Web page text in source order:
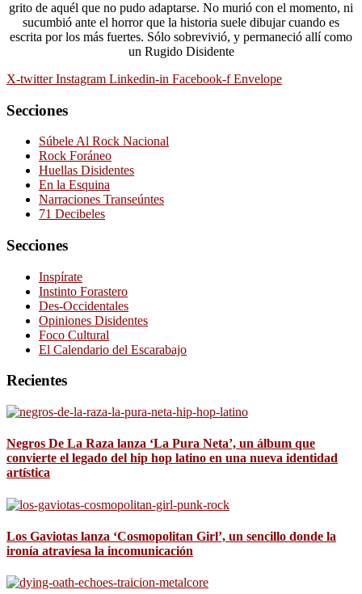
grito de aquél que no pudo adaptarse. No murió con el momento, ni
sucumbió ante el horror que la historia suele dibujar cuando es
escrita por los más fuertes. Sólo sobrevivió, y permaneció allí como
un Rugido Disidente
X-twitter Instagram Linkedin-in Facebook-f Envelope
Secciones
Súbele Al Rock Nacional
Rock Foráneo
Huellas Disidentes
En la Esquina
Narraciones Transeúntes
71 Decibeles
Secciones
Inspírate
Instinto Forastero
Des-Occidentales
Opiniones Disidentes
Foco Cultural
El Calendario del Escarabajo
Recientes
Negros De La Raza lanza ‘La Pura Neta’, un álbum que
convierte el legado del hip hop latino en una nueva identidad
artística
Los Gaviotas lanza ‘Cosmopolitan Girl’, un sencillo donde la
ironía atraviesa la incomunicación